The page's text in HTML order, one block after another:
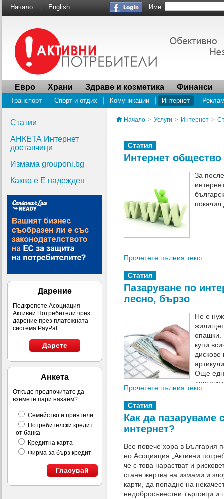
Начало English Име:
Евро Храни Здраве и козметика Финанси
Транспорт Спорт и отдих Комуникации Интернет
ПРОУЧВАНЕ Социалната отговорност на
Статии
АНКЕТА Интернет
доставчици
Измама grouponi.bg
Какво е Е надежден
Дарение
Подкрепете Асоциация
Активни Потребители чрез
дарение през платежната
система PayPal
Дарете
Анкета
Откъде предпочитате да
вземете пари назаем?
Семейство и приятели
Потребителски кредит
от банка
Кредитна карта
Фирма за бърз кредит
Гласувай
Начало > Услуги > Интернет >
Статия
Интернет общество
За
Прочетете пълния текст
Статия
Пазаруване по
лесно, бързо
Не е
опашки.
купи
Още
потребителя.
Прочетете пълния текст
Статия
Как да пазаруваме
интернет?
Все повече хора в България
но Асоциация „Активни
че с това нарастват и
стане жертва на измами и
карти, да попадне на
недобросъвестни търговци и